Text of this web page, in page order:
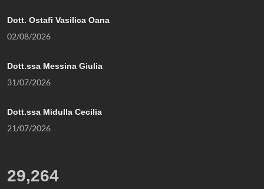
Dott. Ostafi Vasilica Oana
02/08/2026
Dott.ssa Messina Giulia
31/07/2026
Dott.ssa Midulla Cecilia
21/07/2026
29,264